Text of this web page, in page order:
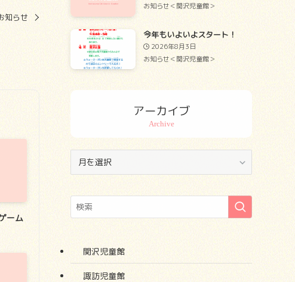
知らせ
ーム
お知らせ＜関沢児童館＞
今年もいよいよスタート！
2026年8月3日
お知らせ＜関沢児童館＞
アーカイブ
イ
ブ
関沢児童館
諏訪児童館